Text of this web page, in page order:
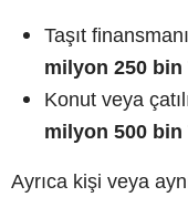
Taşıt
milyon 250 bin
Konut veya
milyon 500 bin
Ayrıca kişi veya